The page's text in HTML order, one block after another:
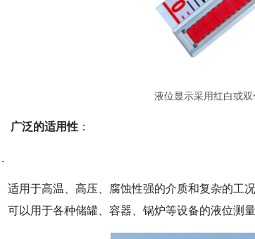
液位显示采用红白或
广泛的适用性 ：
适用于高温、高压、腐蚀性强的介质和复杂的工况
可以用于各种储罐、容器、锅炉等设备的液位测量